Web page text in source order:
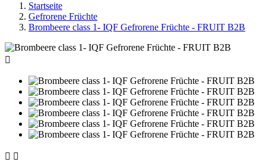
Startseite
Gefrorene Früchte
Brombeere class 1- IQF Gefrorene Früchte - FRUIT B2B

 